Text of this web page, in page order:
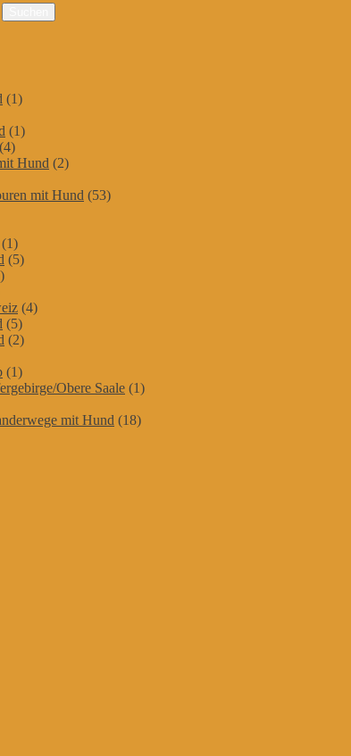
(1)
(1)
(4)
Hund (2)
mit Hund (53)
(1)
(5)
(4)
(5)
(2)
(1)
Obere Saale (1)
mit Hund (18)